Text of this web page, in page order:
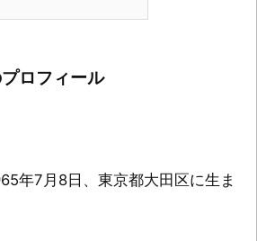
ロフィール
年7月8日、東京都大田区に生ま